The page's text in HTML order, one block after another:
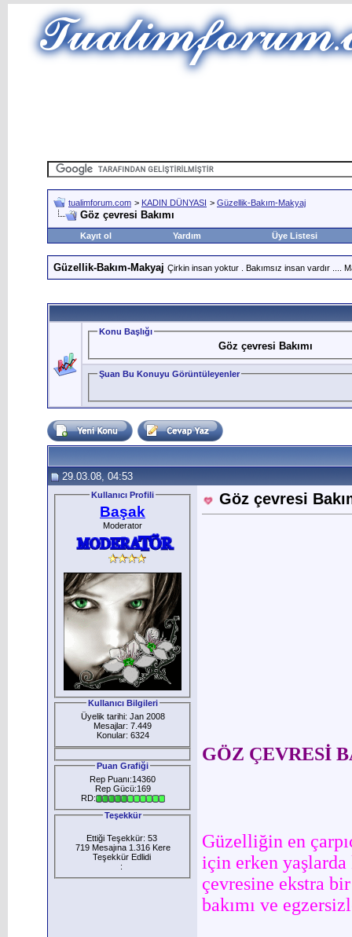
tualimforum.com > KADIN DÜNYASI > Güzellik-Bakım-Makyaj
Göz çevresi Bakımı
Kayıt ol Yardım Üye Listesi
Güzellik-Bakım-Makyaj Çirkin insan yoktur . Bakımsız insan vardır ....
Konu Başlığı
Göz çevresi Bakımı
Şuan Bu Konuyu Görüntüleyenler
29.03.08, 04:53
Kullanıcı Profili
Başak
Moderator
Kullanıcı Bilgileri
Üyelik tarihi: Jan 2008
Mesajlar: 7.449
Konular: 6324
Puan Grafiği
Rep Puanı:14360
Rep Gücü:169
RD:
Teşekkür
Ettiği Teşekkür: 53
719 Mesajına 1.316 Kere
Teşekkür Edlidi
:
Göz çevresi
GÖZ ÇEVRESİ
Güzelliğin en
için erken yaşlarda
çevresine ekstra
bakımı ve